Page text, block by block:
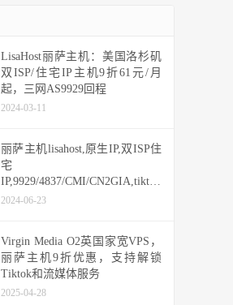
LisaHost丽萨主机：美国洛杉矶
双ISP/住宅IP主机9折61元/月
起，三网AS9929回程
2024-03-11
丽萨主机lisahost,原生IP,双ISP住
宅
IP,9929/4837/CMI/CN2GIA,tiktok
vps,香港/日本/新加坡/美国/台湾/
2024-06-23
Virgin Media O2英国家宽VPS，
丽萨主机9折优惠，支持解锁
Tiktok和流媒体服务
2025-04-28